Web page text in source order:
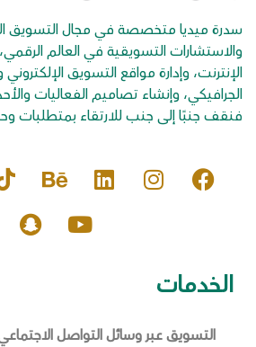
سدرة ميديا متخصصة في مجال التسويق
والاستشارات التسويقية في العالم
الإنترنت، وإدارة مواقع التسويق
الجرافيكي، وإنشاء تصاميم الفعاليات
فنقف جنبًا إلى جنب للارتقاء بمتطلبات
الخدمات
التسويق عبر وسائل التواصل الاجتماعي